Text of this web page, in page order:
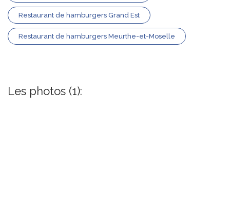
Restaurant de hamburgers Grand Est
Restaurant de hamburgers Meurthe-et-Moselle
Les photos (1):